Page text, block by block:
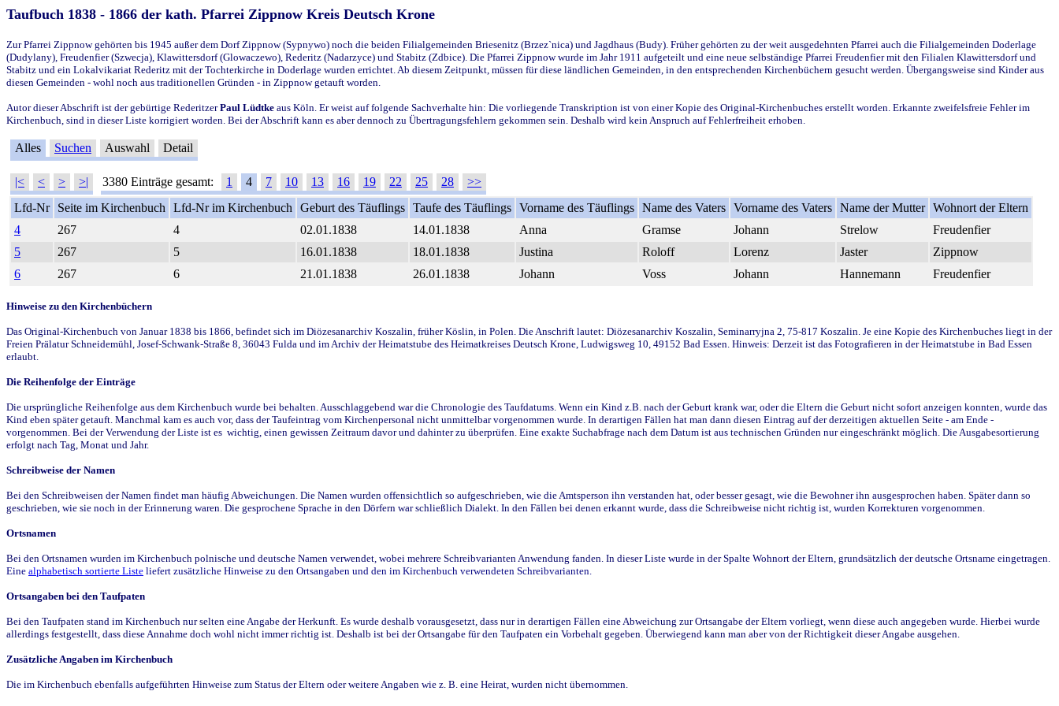
Taufbuch 1838 - 1866 der kath. Pfarrei Zippnow Kreis Deutsch Krone
Zur Pfarrei Zippnow gehörten bis 1945 außer dem Dorf Zippnow (Sypnywo) noch die beiden Filialgemeinden Briesenitz (Brzez`nica) und Jagdhaus (Budy). Früher gehörten zu der weit ausgedehnten Pfarrei auch die Filialgemeinden Doderlage
(Dudylany), Freudenfier (Szwecja), Klawittersdorf (Glowaczewo), Rederitz (Nadarzyce) und Stabitz (Zdbice). Die Pfarrei Zippnow wurde im Jahr 1911 aufgeteilt und eine neue selbständige Pfarrei Freudenfier mit den Filialen Klawittersdorf und
Stabitz und ein Lokalvikariat Rederitz mit der Tochterkirche in Doderlage wurden errichtet. Ab diesem Zeitpunkt, müssen für diese ländlichen Gemeinden, in den entsprechenden Kirchenbüchern gesucht werden. Übergangsweise sind Kinder aus
diesen Gemeinden - wohl noch aus traditionellen Gründen - in Zippnow getauft worden.
Autor dieser Abschrift ist der gebürtige RederitzerPaul Lüdtke aus Köln. Er weist auf folgende Sachverhalte hin: Die vorliegende Transkription ist von einer Kopie des Original-Kirchenbuches erstellt worden. Erkannte zweifelsfreie Fehler im
Kirchenbuch, sind in dieser Liste korrigiert worden. Bei der Abschrift kann es aber dennoch zu Übertragungsfehlern gekommen sein. Deshalb wird kein Anspruch auf Fehlerfreiheit erhoben.
Alles Suchen Auswahl Detail
|< < > >| 3380 Einträge gesamt: 1 4 7 10 13 16 19 22 25 28
>>
Lfd-Nr
Seite im Kirchenbuch Lfd-Nr im Kirchenbuch Geburt des Täuflings Taufe des Täuflings Vorname des Täuflings Name des Vaters Vorname des Vaters Name der Mutter Wohnort der Eltern
4
267 4 02.01.1838 14.01.1838 Anna Gramse Johann Strelow
Freudenfier
5
267 5 16.01.1838 18.01.1838 Justina Roloff Lorenz Jaster
Zippnow
6
267 6 21.01.1838 26.01.1838 Johann Voss Johann Hannemann Freudenfier
Hinweise zu den Kirchenbüchern
Das Original-Kirchenbuch von Januar 1838 bis 1866, befindet sich im Diözesanarchiv Koszalin, früher Köslin, in Polen. Die Anschrift lautet: Diözesanarchiv Koszalin, Seminarryjna 2, 75-817 Koszalin. Je eine Kopie des Kirchenbuches liegt in der
Freien Prälatur Schneidemühl, Josef-Schwank-Straße 8, 36043 Fulda und im Archiv der Heimatstube des Heimatkreises Deutsch Krone, Ludwigsweg 10, 49152 Bad Essen. Hinweis: Derzeit ist das Fotografieren in der Heimatstube in Bad Essen
erlaubt.
Die Reihenfolge der Einträge
Die ursprüngliche Reihenfolge aus dem Kirchenbuch wurde bei behalten. Ausschlaggebend war die Chronologie des Taufdatums. Wenn ein Kind z.B. nach der Geburt krank war, oder die Eltern die Geburt nicht sofort anzeigen konnten, wurde das
Kind eben später getauft. Manchmal kam es auch vor, dass der Taufeintrag vom Kirchenpersonal nicht unmittelbar vorgenommen wurde. In derartigen Fällen hat man dann diesen Eintrag auf der derzeitigen aktuellen Seite - am Ende -
vorgenommen. Bei der Verwendung der Liste ist es wichtig, einen gewissen Zeitraum davor und dahinter zu überprüfen. Eine exakte Suchabfrage nach dem Datum ist aus technischen Gründen nur eingeschränkt möglich. Die Ausgabesortierung
erfolgt nach Tag, Monat und Jahr.
Schreibweise der Namen
Bei den Schreibweisen der Namen findet man häufig Abweichungen. Die Namen wurden offensichtlich so aufgeschrieben, wie die Amtsperson ihn verstanden hat, oder besser gesagt, wie die Bewohner ihn ausgesprochen haben. Später dann so
geschrieben, wie sie noch in der Erinnerung waren. Die gesprochene Sprache in den Dörfern war schließlich Dialekt. In den Fällen bei denen erkannt wurde, dass die Schreibweise nicht richtig ist, wurden Korrekturen vorgenommen.
Ortsnamen
Bei den Ortsnamen wurden im Kirchenbuch polnische und deutsche Namen verwendet, wobei mehrere Schreibvarianten Anwendung fanden. In dieser Liste wurde in der Spalte Wohnort der Eltern, grundsätzlich der deutsche Ortsname eingetragen.
Eine alphabetisch sortierte Liste liefert zusätzliche Hinweise zu den Ortsangaben und den im Kirchenbuch verwendeten Schreibvarianten.
Ortsangaben bei den Taufpaten
Bei den Taufpaten stand im Kirchenbuch nur selten eine Angabe der Herkunft. Es wurde deshalb vorausgesetzt, dass nur in derartigen Fällen eine Abweichung zur Ortsangabe der Eltern vorliegt, wenn diese auch angegeben wurde. Hierbei wurde
allerdings festgestellt, dass diese Annahme doch wohl nicht immer richtig ist. Deshalb ist bei der Ortsangabe für den Taufpaten ein Vorbehalt gegeben. Überwiegend kann man aber von der Richtigkeit dieser Angabe ausgehen.
Zusätzliche Angaben im Kirchenbuch
Die im Kirchenbuch ebenfalls aufgeführten Hinweise zum Status der Eltern oder weitere Angaben wie z. B. eine Heirat, wurden nicht übernommen.